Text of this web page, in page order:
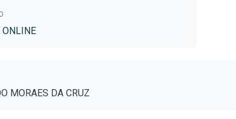
ONLINE
MORAES DA CRUZ